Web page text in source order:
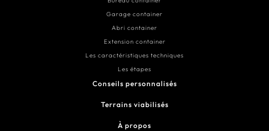
Garage container
Abri container
Extension container
Les caractéristiques techniques
Les étapes
Conseils personnalisés
Terrains viabilisés
À propos